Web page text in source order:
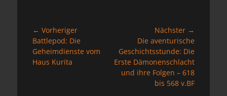
Beitragsnavigation
← Vorheriger
Vorheriger
Beitrag:
Battlepod: Die
Geheimdienste vom
Haus Kurita
Nächster →
Nächster
Beitrag:
Die aventurische
Geschichtsstunde: Die
Erste Dämonenschlacht
und ihre Folgen – 618
bis 568 v.BF